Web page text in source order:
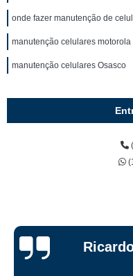
onde fazer manutenção de
manutenção celulares
manutenção celulares Osasco